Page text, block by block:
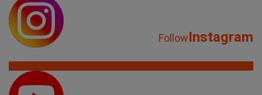
FollowInstagram